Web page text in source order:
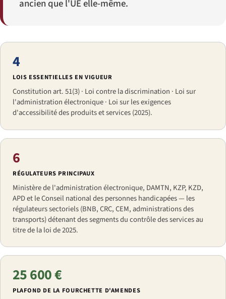
ancien que l'UE elle-même.
4
LOIS ESSENTIELLES EN VIGUEUR
Constitution art. 51(3) · Loi contre la discrimination · Loi sur
l'administration électronique · Loi sur les exigences
d'accessibilité des produits et services (2025).
6
RÉGULATEURS PRINCIPAUX
Ministère de l'administration électronique, DAMTN, KZP, KZD,
APD et le Conseil national des personnes handicapées — les
régulateurs sectoriels (BNB, CRC, CEM, administrations des
transports) détenant des segments du contrôle des services au
titre de la loi de 2025.
25 600 €
PLAFOND DE LA FOURCHETTE D'AMENDES